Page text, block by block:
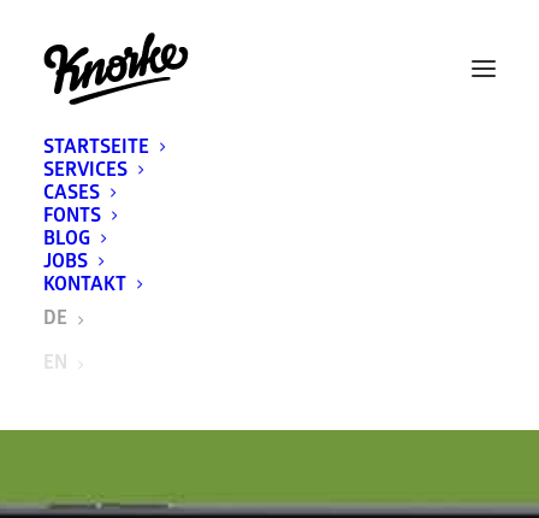
STARTSEITE
SERVICES
CASES
FONTS
BLOG
JOBS
KONTAKT
DE
EN